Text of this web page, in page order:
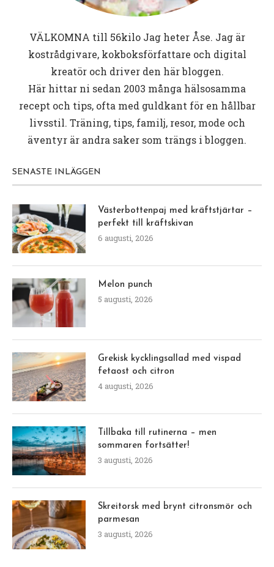
VÄLKOMNA till 56kiloJag heter Åse. Jag är
kostrådgivare, kokboksförfattare och digital
kreatör och driver den här bloggen.
Här hittar ni sedan 2003 många hälsosamma
recept och tips, ofta med guldkant för en hållbar
livsstil. Träning, tips, familj, resor, mode och
äventyr är andra saker som trängs i bloggen.
SENASTE INLÄGGEN
Västerbottenpaj med kräftstjärtar –
perfekt till kräftskivan
6 augusti, 2026
Melon punch
5 augusti, 2026
Grekisk kycklingsallad med vispad
fetaost och citron
4 augusti, 2026
Tillbaka till rutinerna – men
sommaren fortsätter!
3 augusti, 2026
Skreitorsk med brynt citronsmör och
parmesan
3 augusti, 2026